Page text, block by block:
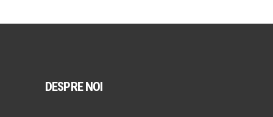
DESPRE NOI